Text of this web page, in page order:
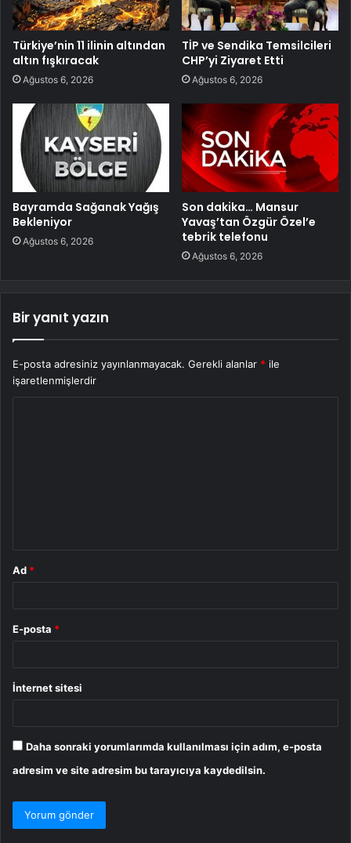
Türkiye’nin 11 ilinin altından
altın fışkıracak
Ağustos 6, 2026
TİP ve Sendika Temsilcileri
CHP’yi Ziyaret Etti
Ağustos 6, 2026
Bayramda Sağanak Yağış
Bekleniyor
Ağustos 6, 2026
Son dakika… Mansur
Yavaş’tan Özgür Özel’e
tebrik telefonu
Ağustos 6, 2026
Bir yanıt yazın
E-posta adresiniz yayınlanmayacak. Gerekli alanlar * ile
işaretlenmişlerdir
Ad *
E-posta *
İnternet sitesi
Daha sonraki yorumlarımda kullanılması için adım, e-posta
adresim ve site adresim bu tarayıcıya kaydedilsin.